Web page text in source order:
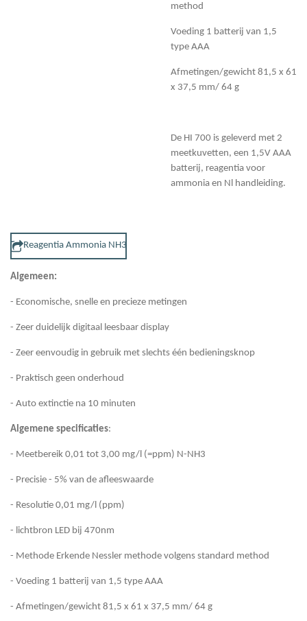
method
Voeding 1 batterij van 1,5
type AAA
Afmetingen/gewicht 81,5 x 61
x 37,5 mm/ 64 g
De HI 700 is geleverd met 2
meetkuvetten, een 1,5V AAA
batterij, reagentia voor
ammonia en Nl handleiding.
Reagentia Ammonia NH3
Algemeen:
- Economische, snelle en precieze metingen
- Zeer duidelijk digitaal leesbaar display
- Zeer eenvoudig in gebruik met slechts één bedieningsknop
- Praktisch geen onderhoud
- Auto extinctie na 10 minuten
Algemene specificaties:
- Meetbereik 0,01 tot 3,00 mg/l (=ppm) N-NH3
- Precisie - 5% van de afleeswaarde
- Resolutie 0,01 mg/l (ppm)
- lichtbron LED bij 470nm
- Methode Erkende Nessler methode volgens standard method
- Voeding 1 batterij van 1,5 type AAA
- Afmetingen/gewicht 81,5 x 61 x 37,5 mm/ 64 g